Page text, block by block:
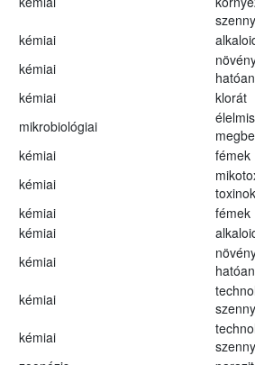
kémiai
kémiai
kémiai
klorát
mikrobiológiai
kémiai
fémek
kémiai
toxinok
kémiai
fémek
kémiai
kémiai
kémiai
kémiai